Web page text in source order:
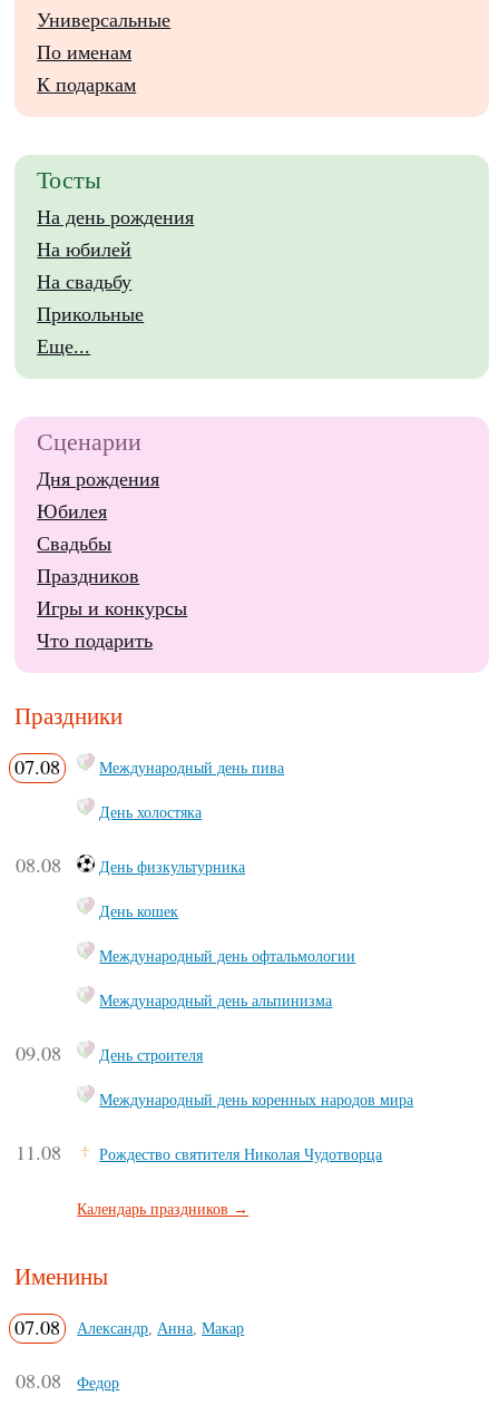
Универсальные
По именам
К подаркам
Тосты
На день рождения
На юбилей
На свадьбу
Прикольные
Еще...
Сценарии
Дня рождения
Юбилея
Свадьбы
Праздников
Игры и конкурсы
Что подарить
Праздники
07.08 Международный день пива
День холостяка
08.08 День физкультурника
День кошек
Международный день офтальмологии
Международный день альпинизма
09.08 День строителя
Международный день коренных народов мира
11.08 Рождество святителя Николая Чудотворца
Календарь праздников →
Именины
07.08 Александр Анна ,Макар
08.08 Федор